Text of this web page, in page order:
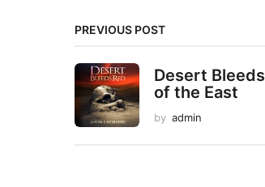
PREVIOUS POST
Desert
of the East
by admin